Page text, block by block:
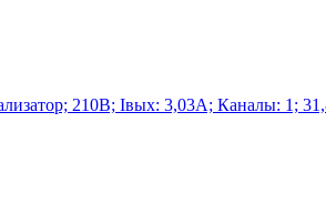
210В; Iвых: 3,03А; Каналы: 1;